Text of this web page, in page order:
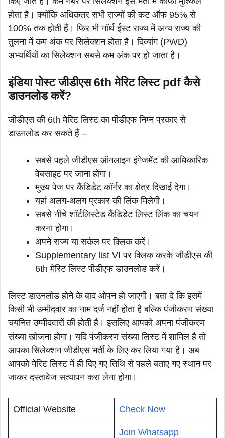
होता है। क्योंकि अधिकतर सभी राज्यों की कट ऑफ 95% से
100% तक होती हैं। फिर भी नॉर्थ ईस्ट राज्य में अन्य राज्य की
तुलना में कम अंक पर सिलेक्शन होता है। दिव्यांग (PWD)
अभ्यर्थियों का सिलेक्शन सबसे कम अंक पर हो जाता है।
इंडिया पोस्ट जीडीएस 6th मेरिट लिस्ट pdf कैसे
डाउनलोड करें?
जीडीएस की 6th मेरिट लिस्ट का पीडीएफ निम्न प्रकार से
डाउनलोड कर सकते हैं –
सबसे पहले जीडीएस ऑनलाइन इंगेजमेंट की आधिकारिक
वेबसाइट पर जाना होगा।
मुख्य पेज पर कैंडिडेट कॉर्नर का क्षेत्र दिखाई देगा।
यहां अलग-अलग प्रकार की लिंक मिलेगी।
सबसे नीचे शॉर्टलिस्टेड कैंडिडेट लिस्ट लिंक का चयन
करना होगा।
अपने राज्य या सर्कल पर क्लिक करें।
Supplementary list VI पर क्लिक करके जीडीएस की
6th मेरिट लिस्ट पीडीएफ डाउनलोड करें।
लिस्ट डाउनलोड होने के बाद ओपन हो जाएगी। बता दे कि इसमें
किसी भी उम्मीदवार का नाम दर्ज नहीं होता है बल्कि पंजीकरण संख्या
चयनित उम्मीदवारों की होती है। इसलिए आपको अपना पंजीकरण
संख्या खोजना होगा। यदि पंजीकरण संख्या लिस्ट में शामिल है तो
आपका सिलेक्शन जीडीएस भर्ती के लिए कर लिया गया है। अब
आपको मेरिट लिस्ट में ही दिए गए तिथि से पहले बताए गए स्थान पर
जाकर दस्तावेज सत्यापन करा लेना होगा।
Official Website Check Now
Join Whatsapp